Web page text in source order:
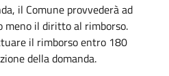
il Comune provvederà ad
meno il diritto al rimborso.
il rimborso entro 180
della domanda.